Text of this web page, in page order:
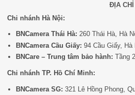
ĐỊA CHỈ
Chi nhánh Hà Nội:
BNCamera Thái Hà: 260 Thái Hà, Hà
BNCamera Cầu Giấy: 94 Cầu Giấy, Hà
BNCare – Trung tâm bảo hành: Tầng
Chi nhánh TP. Hồ Chí Minh:
BNCamera SG: 321 Lê Hồng Phong,